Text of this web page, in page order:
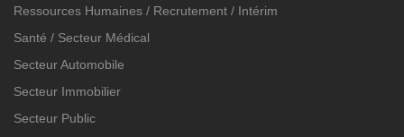
Ressources Humaines / Recrutement / Intérim
Santé / Secteur Médical
Secteur Automobile
Secteur Immobilier
Secteur Public